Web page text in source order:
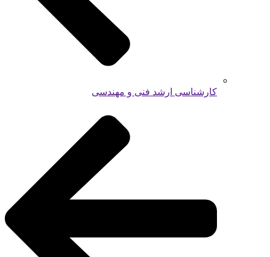
کارشناسی ارشد فنی و مهندسی